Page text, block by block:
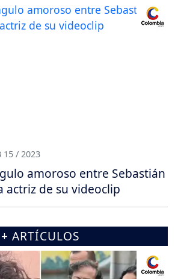
15 / 2023
amoroso entre Sebastián
actriz de su videoclip
+ ARTÍCULOS